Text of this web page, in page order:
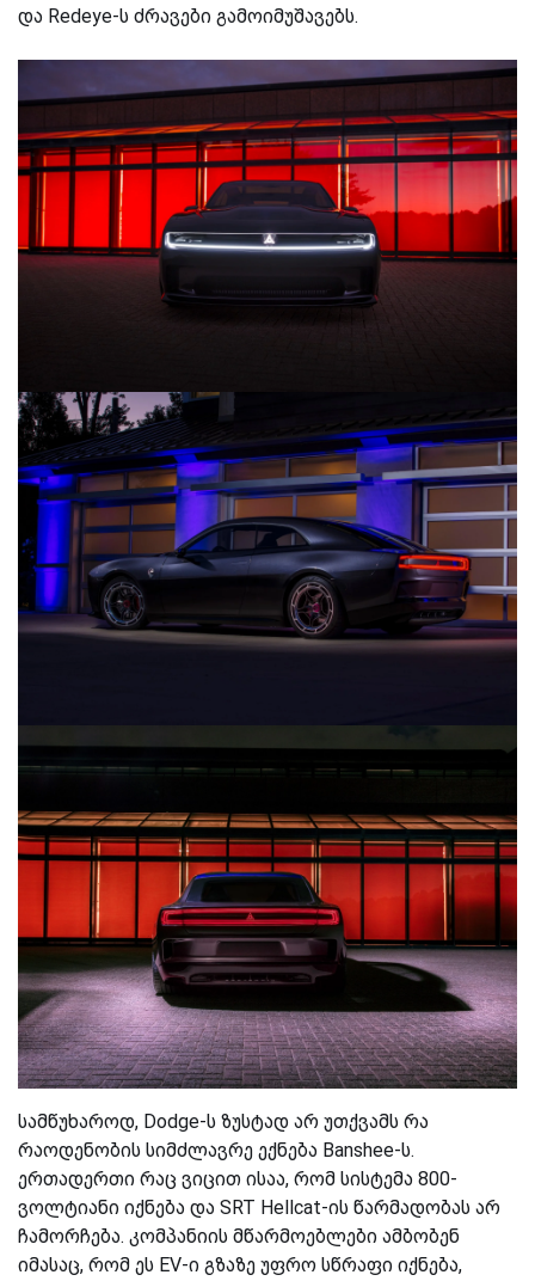
და Redeye-ს ძრავები გამოიმუშავებს.
სამწუხაროდ, Dodge-ს ზუსტად არ უთქვამს რა
რაოდენობის სიმძლავრე ექნება Banshee-ს.
ერთადერთი რაც ვიცით ისაა, რომ სისტემა 800-
ვოლტიანი იქნება და SRT Hellcat-ის წარმადობას არ
ჩამორჩება. კომპანიის მწარმოებლები ამბობენ
იმასაც, რომ ეს EV-ი გზაზე უფრო სწრაფი იქნება,